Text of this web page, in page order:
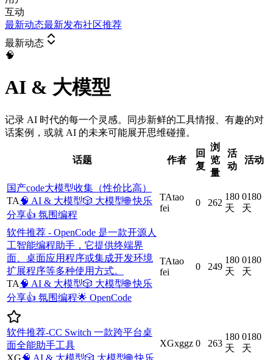
互动
最新动态最新发布社区推荐
最新动态
🧠
AI & 大模型
记录 AI 时代的每一个灵感。同步新鲜的工具情报、有趣的对
话案例，或就 AI 的未来可能展开思维碰撞。
话题 作者
回
复
浏
览
量
活
动
活动
国产code大模型收集（性价比高）
TA 🧠 AI & 大模型🎲 大模型🌐 快乐
分享👍 氛围编程
TAtao
fei
0 262
180
天
0180
天
软件推荐 - OpenCode 是一款开源人
工智能编程助手，它提供终端界
面、桌面应用程序或集成开发环境
扩展程序等多种使用方式。
TA 🧠 AI & 大模型🎲 大模型🌐 快乐
分享👍 氛围编程🌟 OpenCode
TAtao
fei
0 249
180
天
0180
天
软件推荐-CC Switch 一款跨平台桌
面全能助手工具
XG🧠 AI & 大模型🎲 大模型🌐 快乐
XGxggz 0 263
180
天
0180
天